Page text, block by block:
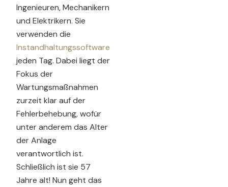
Ingenieuren, Mechanikern
und Elektrikern. Sie
verwenden die
Instandhaltungssoftware
jeden Tag. Dabei liegt der
Fokus der
Wartungsmaßnahmen
zurzeit klar auf der
Fehlerbehebung, wofür
unter anderem das Alter
der Anlage
verantwortlich ist.
Schließlich ist sie 57
Jahre alt! Nun geht das